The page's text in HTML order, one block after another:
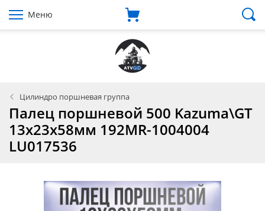
Меню
Цилиндро поршневая группа
Палец поршневой 500 Kazuma\GT
13x23x58мм 192MR-1004004
LU017536